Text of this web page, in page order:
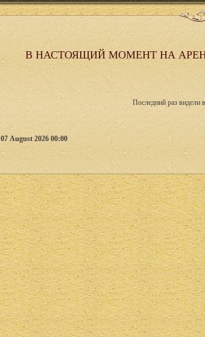
В НАСТОЯЩИЙ МОМЕНТ НА
Последний раз видели
07 August 2026 00:00